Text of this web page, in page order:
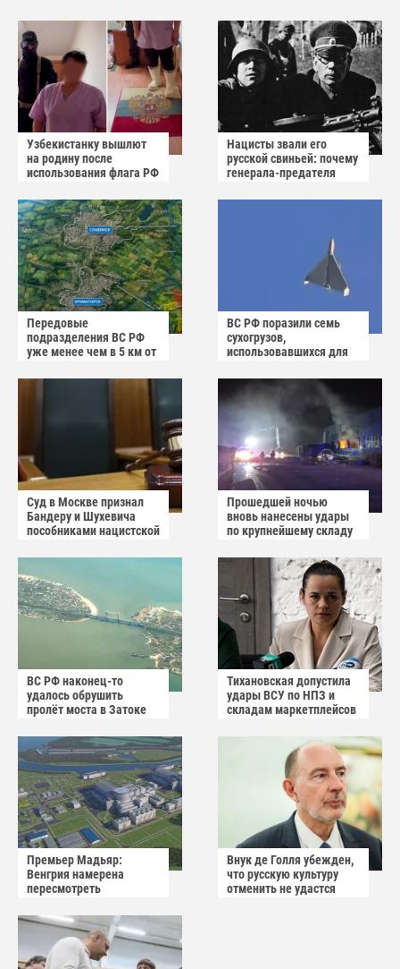
Узбекистанку вышлют
на родину после
использования флага РФ
Нацисты звали его
русской свиньей: почему
генерала-предателя
публичного суда
Передовые
подразделения ВС РФ
уже менее чем в 5 км от
Славянска
ВС РФ поразили семь
сухогрузов,
использовавшихся для
Суд в Москве признал
Бандеру и Шухевича
пособниками нацистской
Прошедшей ночью
вновь нанесены удары
по крупнейшему складу
маркетплейса Rozetka
ВС РФ наконец-то
удалось обрушить
пролёт моста в Затоке
Тихановская допустила
удары ВСУ по НПЗ и
складам маркетплейсов
Премьер Мадьяр:
Венгрия намерена
пересмотреть
АЭС "Пакш-2"
Внук де Голля убежден,
что русскую культуру
отменить не удастся